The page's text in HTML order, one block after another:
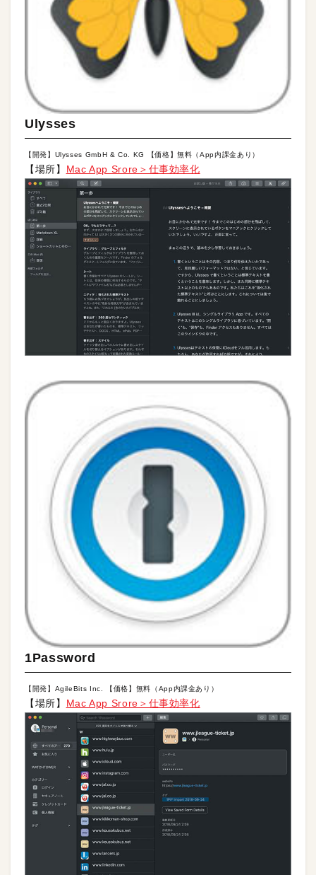
Ulysses
【開発】Ulysses GmbH & Co. KG 【価格】無料（App内課金あり）
【場所】 Mac App Srore＞仕事効率化
1Password
【開発】AgileBits Inc. 【価格】無料（App内課金あり）
【場所】 Mac App Srore＞仕事効率化